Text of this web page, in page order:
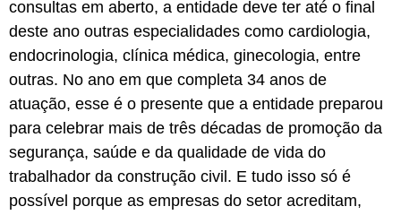
consultas em aberto, a entidade deve ter até o final
deste ano outras especialidades como cardiologia,
endocrinologia, clínica médica, ginecologia, entre
outras. No ano em que completa 34 anos de
atuação, esse é o presente que a entidade preparou
para celebrar mais de três décadas de promoção da
segurança, saúde e da qualidade de vida do
trabalhador da construção civil. E tudo isso só é
possível porque as empresas do setor acreditam,